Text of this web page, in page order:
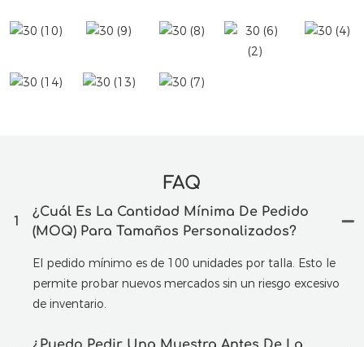
FAQ
1
¿Cuál Es La Cantidad Mínima De Pedido
(MOQ) Para Tamaños Personalizados?
El pedido mínimo es de 100 unidades por talla. Esto le
permite probar nuevos mercados sin un riesgo excesivo
de inventario.